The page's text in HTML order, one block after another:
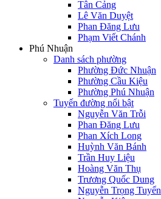
Tân Cảng
Lê Văn Duyệt
Phan Đăng Lưu
Phạm Viết Chánh
Phú Nhuận
Danh sách phường
Phường Đức Nhuận
Phường Cầu Kiệu
Phường Phú Nhuận
Tuyến đường nổi bật
Nguyễn Văn Trỗi
Phan Đăng Lưu
Phan Xích Long
Huỳnh Văn Bánh
Trần Huy Liệu
Hoàng Văn Thụ
Trương Quốc Dung
Nguyễn Trọng Tuyển